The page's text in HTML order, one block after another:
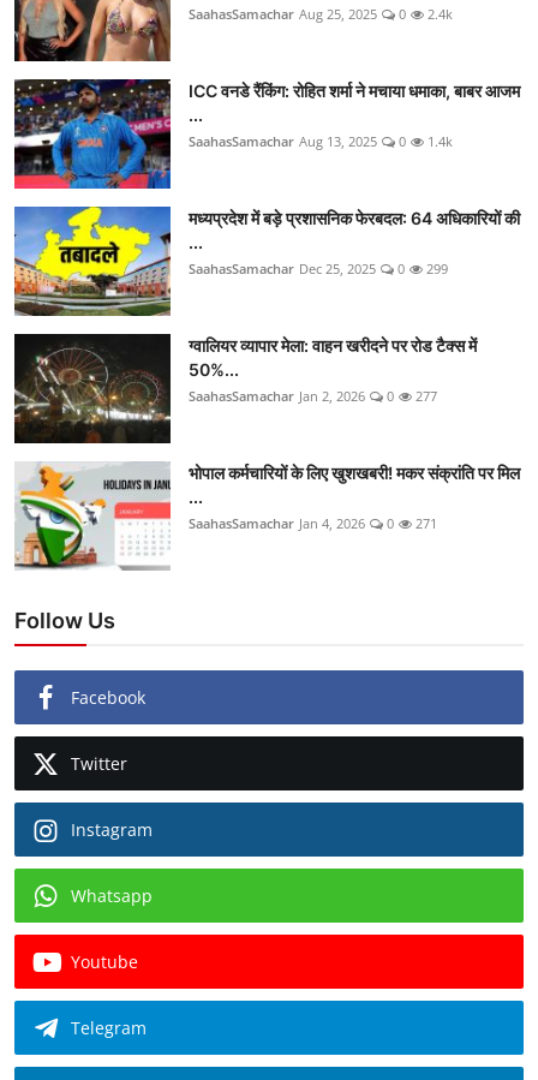
SaahasSamachar Aug 25, 2025 0 2.4k
ICC वनडे रैंकिंग: रोहित शर्मा ने मचाया धमाका, बाबर आजम
...
SaahasSamachar Aug 13, 2025 0 1.4k
मध्यप्रदेश में बड़े प्रशासनिक फेरबदल: 64 अधिकारियों की
...
SaahasSamachar Dec 25, 2025 0 299
ग्वालियर व्यापार मेला: वाहन खरीदने पर रोड टैक्स में
50%...
SaahasSamachar Jan 2, 2026 0 277
भोपाल कर्मचारियों के लिए खुशखबरी! मकर संक्रांति पर मिल
...
SaahasSamachar Jan 4, 2026 0 271
Follow Us
Facebook
Twitter
Instagram
Whatsapp
Youtube
Telegram